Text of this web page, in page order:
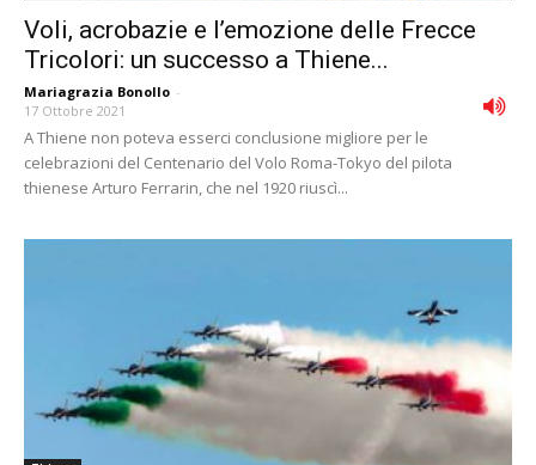
Voli, acrobazie e l’emozione delle Frecce
Tricolori: un successo a Thiene...
Mariagrazia Bonollo -
17 Ottobre 2021
A Thiene non poteva esserci conclusione migliore per le
celebrazioni del Centenario del Volo Roma-Tokyo del pilota
thienese Arturo Ferrarin, che nel 1920 riuscì...